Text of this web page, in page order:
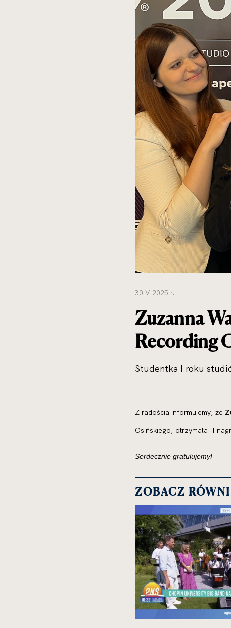
spowoduje
powiększenie
zdjęcia
do
rozmiarów
oryginalnych
30 V 2025 r.
Zuzanna
Recording
Studentka I roku
Z radością informujemy, że
Osińskiego, otrzymała II
Serdecznie gratulujemy!
ZOBACZ